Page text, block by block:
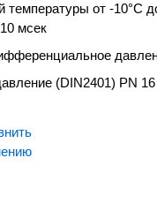
температуры от -10°С
мсек
(DIN2401) PN